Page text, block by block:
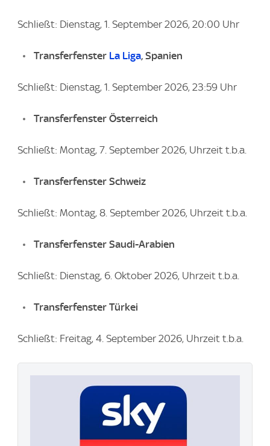
Schließt: Dienstag, 1. September 2026, 20:00 Uhr
Transferfenster La Liga, Spanien
Schließt: Dienstag, 1. September 2026, 23:59 Uhr
Transferfenster Österreich
Schließt: Montag, 7. September 2026, Uhrzeit t.b.a.
Transferfenster Schweiz
Schließt: Montag, 8. September 2026, Uhrzeit t.b.a.
Transferfenster Saudi-Arabien
Schließt: Dienstag, 6. Oktober 2026, Uhrzeit t.b.a.
Transferfenster Türkei
Schließt: Freitag, 4. September 2026, Uhrzeit t.b.a.